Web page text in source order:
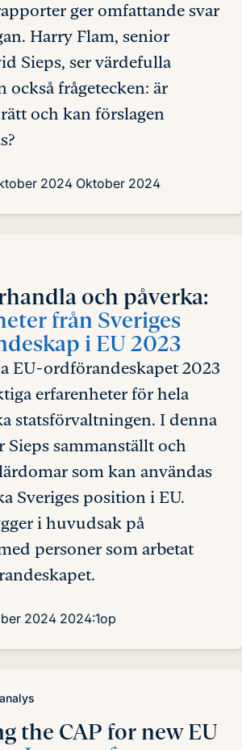
ger omfattande svar
Harry Flam, senior
Sieps, ser värdefulla
också frågetecken: är
och kan förslagen
2024 Oktober 2024
och påverka:
från Sveriges
i EU 2023
EU-ordförandeskapet 2023
erfarenheter för hela
statsförvaltningen. I denna
Sieps sammanställt och
som kan användas
Sveriges position i EU.
i huvudsak på
personer som arbetat
2024 2024:1op
the CAP for new EU